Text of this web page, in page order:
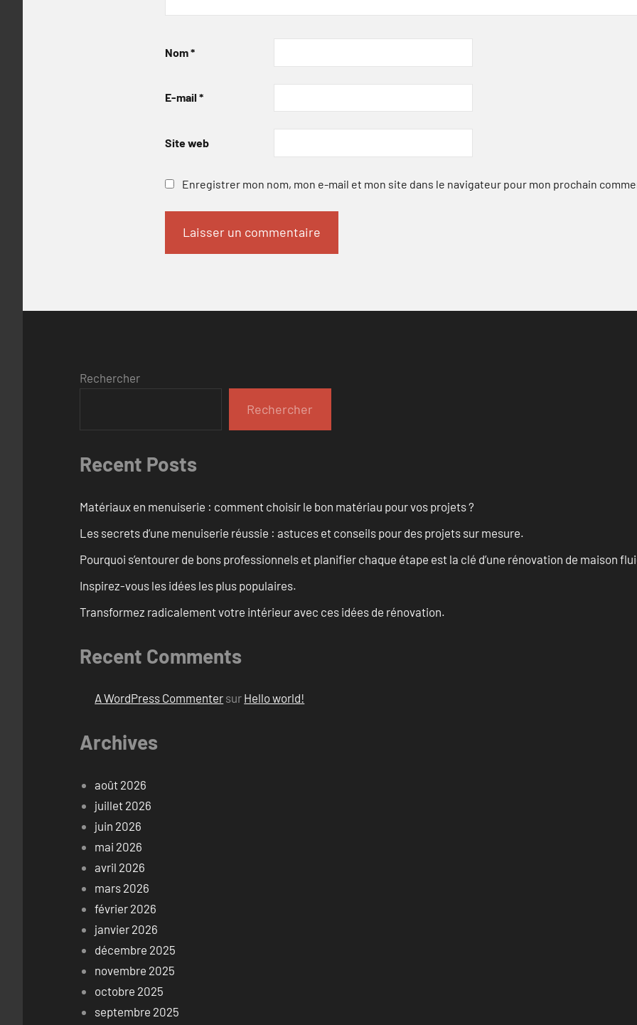
Nom*
E-mail *
Site web
Enregistrer mon nom, mon e-mail et mon site dans le navigateur pour mon prochain
Rechercher
Rechercher
Recent Posts
Matériaux en menuiserie : comment choisir le bon matériau pour vos projets ?
Les secrets d’une menuiserie réussie : astuces et conseils pour des projets sur mesure.
Pourquoi s’entourer de bons professionnels et planifier chaque étape est la clé d’une rénovation de maison
Inspirez-vous les idées les plus populaires.
Transformez radicalement votre intérieur avec ces idées de rénovation.
Recent Comments
A WordPress Commenter sur Hello world!
Archives
août 2026
juillet 2026
juin 2026
mai 2026
avril 2026
mars 2026
février 2026
janvier 2026
décembre 2025
novembre 2025
octobre 2025
septembre 2025